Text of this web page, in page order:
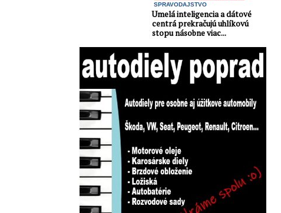
SPRAVODAJSTVO
Umelá inteligencia a dátové
centrá prekračujú uhlíkovú
stopu násobne viac...